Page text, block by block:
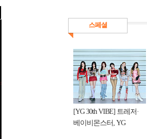
스페셜
[YG 30th VIBE] 트레저·
베이비몬스터, YG